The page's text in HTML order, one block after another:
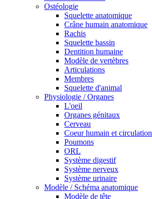
Ostéologie
Squelette anatomique
Crâne humain anatomique
Rachis
Squelette bassin
Dentition humaine
Modèle de vertèbres
Articulations
Membres
Squelette d'animal
Physiologie / Organes
L'oeil
Organes génitaux
Cerveau
Coeur humain et circulation
Poumons
ORL
Système digestif
Système nerveux
Système urinaire
Modèle / Schéma anatomique
Modèle de tête